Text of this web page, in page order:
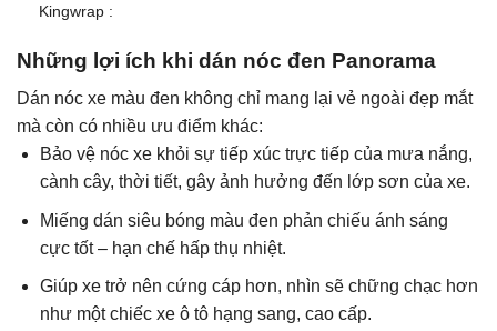
Kingwrap :
Những lợi ích khi dán nóc đen Panorama
Dán nóc xe màu đen không chỉ mang lại vẻ ngoài đẹp mắt
mà còn có nhiều ưu điểm khác:
Bảo vệ nóc xe khỏi sự tiếp xúc trực tiếp của mưa nắng,
cành cây, thời tiết, gây ảnh hưởng đến lớp sơn của xe.
Miếng dán siêu bóng màu đen phản chiếu ánh sáng
cực tốt – hạn chế hấp thụ nhiệt.
Giúp xe trở nên cứng cáp hơn, nhìn sẽ chững chạc hơn
như một chiếc xe ô tô hạng sang, cao cấp.